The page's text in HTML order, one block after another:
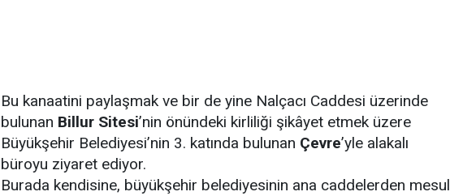
Bu kanaatini paylaşmak ve bir de yine Nalçacı Caddesi üzerinde
bulunan Billur Sitesi’nin önündeki kirliliği şikâyet etmek üzere
Büyükşehir Belediyesi’nin 3. katında bulunan Çevre’yle alakalı
büroyu ziyaret ediyor.
Burada kendisine, büyükşehir belediyesinin ana caddelerden mesul